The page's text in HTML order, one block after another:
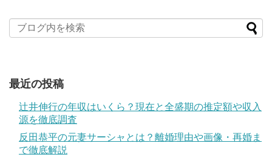
最近の投稿
辻井伸行の年収はいくら？現在と全盛期の推定額や収入
源を徹底調査
反田恭平の元妻サーシャとは？離婚理由や画像・再婚ま
で徹底解説